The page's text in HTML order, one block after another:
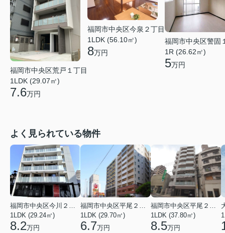
福岡市中央区荒戸１丁目
1LDK (29.07㎡)
7.6万円
福岡市中央区今泉２丁目
1LDK (56.10㎡)
8万円
福岡市中央区警固
1R (26.62㎡)
5万円
よく見られている物件
1LDK (29.24㎡)
8.2万円
1LDK (29.70㎡)
6.7万円
1LDK (37.80㎡)
8.5万円